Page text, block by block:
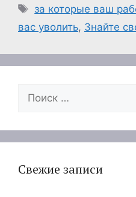
Метки
за которые ваш
вас уволить, Знайте
Поиск:
Свежие записи